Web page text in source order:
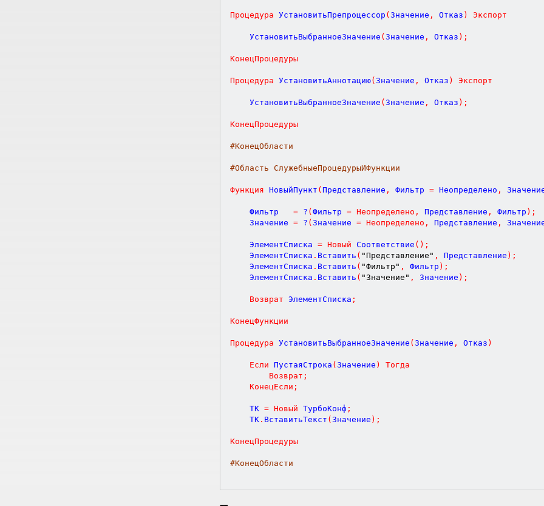
Процедура УстановитьПрепроцессор ( Значение , Отказ ) Экспорт
	УстановитьВыбранноеЗначение
( Значение , Отказ ) ;
КонецПроцедуры
Процедура УстановитьАннотацию( Значение , Отказ ) Экспорт
	УстановитьВыбранноеЗначение
( Значение , Отказ ) ;
КонецПроцедуры
#КонецОбласти
#Область СлужебныеПроцедурыИФункции
Функция НовыйПункт ( Представление , Фильтр = Неопределено ,
	Фильтр
= ? ( Фильтр = Неопределено , Представление , Фильтр ) ;
	Значение
= ? ( Значение = Неопределено , Представление ,
	ЭлементСписка
= Новый Соответствие ( ) ;
	ЭлементСписка
. Вставить ( "Представление" , Представление ) ;
	ЭлементСписка
. Вставить ( "Фильтр" , Фильтр ) ;
	ЭлементСписка
. Вставить ( "Значение" , Значение ) ;
Возврат ЭлементСписка ;
КонецФункции
Процедура УстановитьВыбранноеЗначение ( Значение , Отказ )
Если ПустаяСтрока ( Значение )
Тогда
Возврат ;
КонецЕсли ;
	ТК
= Новый ТурбоКонф ;
	ТК
. ВставитьТекст ( Значение ) ;
КонецПроцедуры
#КонецОбласти